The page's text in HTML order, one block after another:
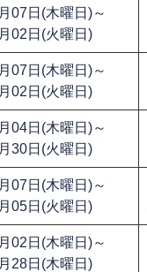
07日(木曜日)～
02日(火曜日)
07日(木曜日)～
02日(火曜日)
04日(木曜日)～
30日(火曜日)
07日(木曜日)～
05日(火曜日)
02日(木曜日)～
28日(木曜日)